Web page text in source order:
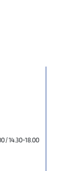
/ 14.30-18.00